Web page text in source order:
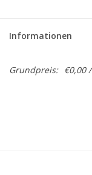
Informationen
Grundpreis: €0,00 /